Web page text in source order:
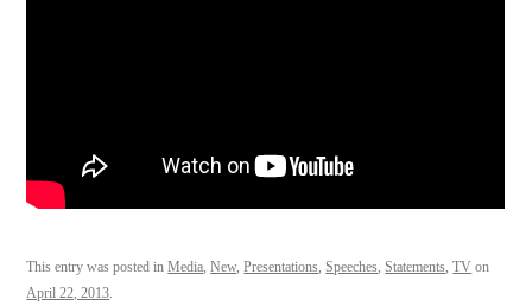
This entry was posted inMedia ,New,Presentations ,Speeches ,Statements ,TV on
April 22, 2013